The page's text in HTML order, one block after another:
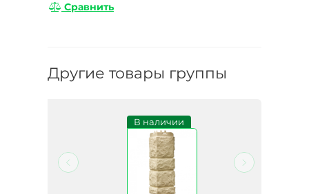
Сравнить
Другие товары группы
В наличии